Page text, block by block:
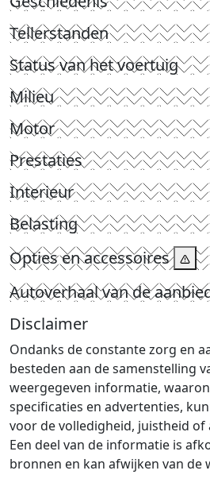
Tellerstanden
Status van het voertuig
Milieu
Motor
Prestaties
Interieur
Belasting
Opties en accessoires
Autoverhaal van de
Disclaimer
Ondanks de constante zorg en
besteden aan de samenstelling
weergegeven informatie,
specificaties en advertenties,
voor de volledigheid, juistheid of
Een deel van de informatie is
bronnen en kan afwijken van de